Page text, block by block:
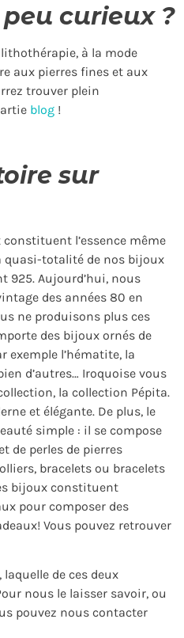
curieux ?
à la mode
aux pierres fines et aux
trouver plein
blog !
sur
l’essence même
quasi-totalité de nos bijoux
925. Aujourd’hui, nous
des années 80 en
ne produisons plus ces
des bijoux ornés de
exemple l’hématite, la
d’autres… Iroquoise vous
la collection Pépita.
et élégante. De plus, le
simple : il se compose
de perles de pierres
bracelets ou bracelets
bijoux constituent
pour composer des
Vous pouvez retrouver
de ces deux
nous le laisser savoir, ou
pouvez nous contacter